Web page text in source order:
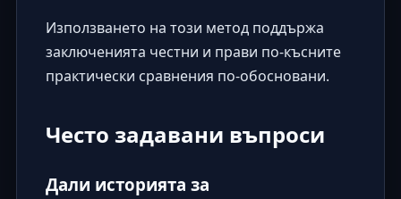
Използването на този метод поддържа
заключенията честни и прави по-късните
практически сравнения по-обосновани.
Често задавани въпроси
Дали историята за